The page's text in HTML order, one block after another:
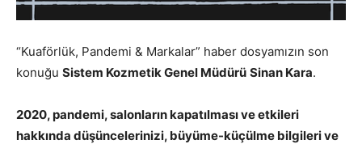
“Kuaförlük, Pandemi & Markalar” haber dosyamızın son
konuğu Sistem Kozmetik Genel Müdürü Sinan Kara.
2020, pandemi, salonların kapatılması ve etkileri
hakkında düşüncelerinizi, büyüme-küçülme bilgileri ve